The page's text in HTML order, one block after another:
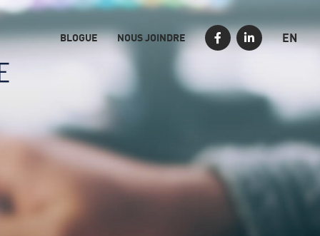
BLOGUE NOUS JOINDRE EN